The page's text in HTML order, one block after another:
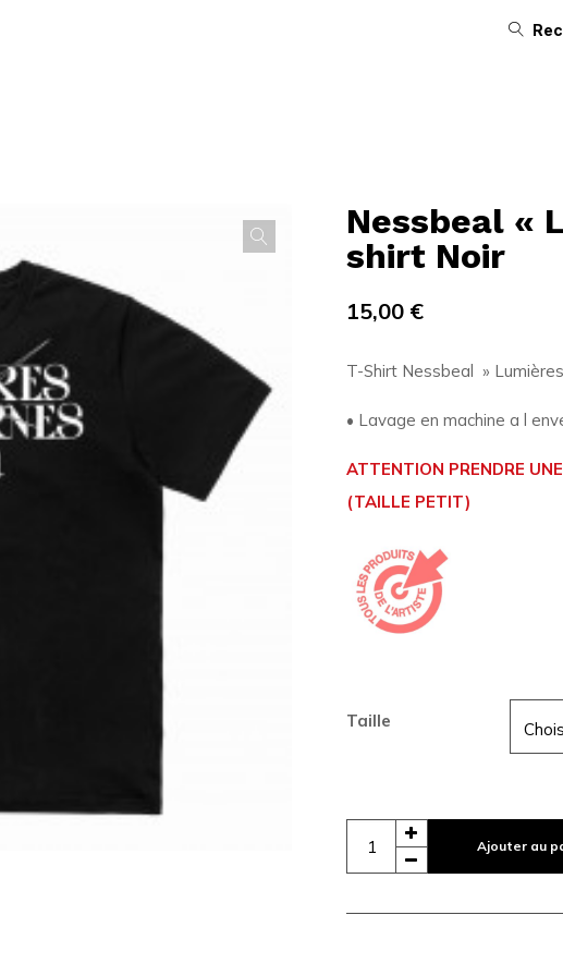
Nessbeal «
shirt Noir
15,00 €
T-Shirt Nessbeal »
• Lavage en machine a l
ATTENTION PRENDRE
(TAILLE PETIT)
Taille
Ajouter au